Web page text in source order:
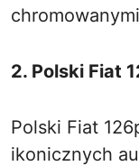
2. Polski Fiat
Polski Fiat
ikonicznych